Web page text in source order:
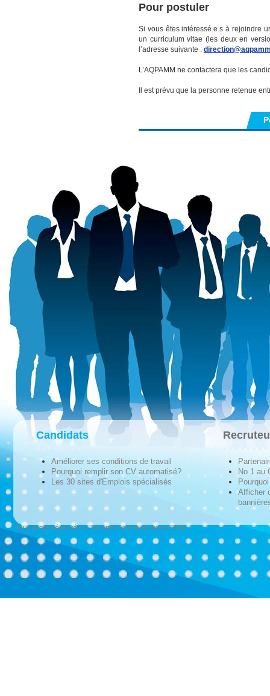
Pour postuler
Si vous êtes intéressé.e.s à rejoindre
un curriculum vitae (les deux en
l’adresse suivante :
L’AQPAMM ne contactera que les
Il est prévu que la personne retenue
Candidats
Améliorer ses conditions de travail
Pourquoi remplir son CV automatisé?
Les 30 sites d'Emplois spécialisés
No 1 au
Afficher
Tous droits réservés © Techno-Communication 2026